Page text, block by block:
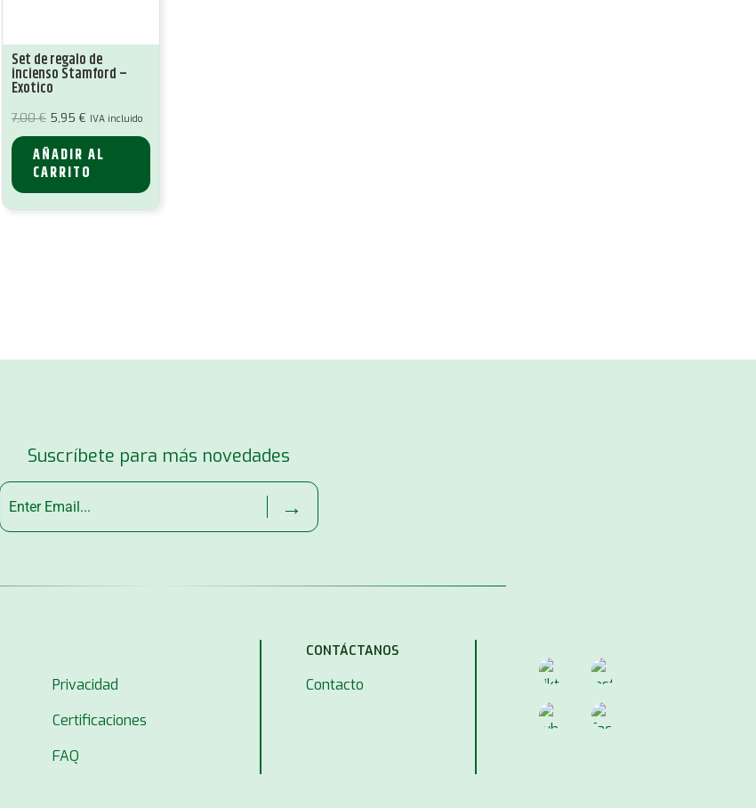
Set de regalo de
incienso Stamford –
Exotico
7,00€ El
original
era:
7,00 €.
5,95 € El
actual
es:
5,95 €.
IVA incluido
AÑADIR AL
CARRITO
Suscríbete para más novedades
→
Privacidad
Certificaciones
FAQ
CONTÁCTANOS
Contacto